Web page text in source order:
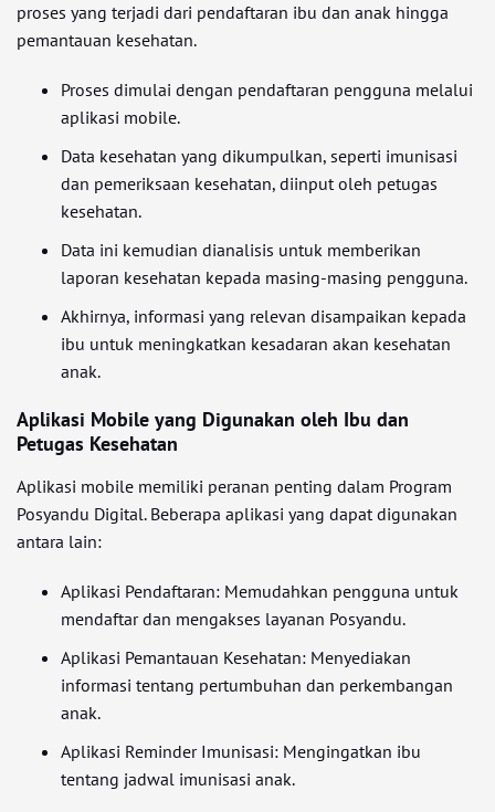
proses yang terjadi dari pendaftaran ibu dan anak hingga
pemantauan kesehatan.
Proses dimulai dengan pendaftaran pengguna melalui
aplikasi mobile.
Data kesehatan yang dikumpulkan, seperti imunisasi
dan pemeriksaan kesehatan, diinput oleh petugas
kesehatan.
Data ini kemudian dianalisis untuk memberikan
laporan kesehatan kepada masing-masing pengguna.
Akhirnya, informasi yang relevan disampaikan kepada
ibu untuk meningkatkan kesadaran akan kesehatan
anak.
Aplikasi Mobile yang Digunakan oleh Ibu dan
Petugas Kesehatan
Aplikasi mobile memiliki peranan penting dalam Program
Posyandu Digital. Beberapa aplikasi yang dapat digunakan
antara lain:
Aplikasi Pendaftaran: Memudahkan pengguna untuk
mendaftar dan mengakses layanan Posyandu.
Aplikasi Pemantauan Kesehatan: Menyediakan
informasi tentang pertumbuhan dan perkembangan
anak.
Aplikasi Reminder Imunisasi: Mengingatkan ibu
tentang jadwal imunisasi anak.